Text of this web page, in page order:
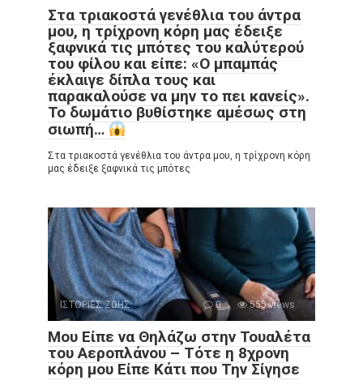
Στα τριακοστά γενέθλια του άντρα
μου, η τρίχρονη κόρη μας έδειξε
ξαφνικά τις μπότες του καλύτερού
του φίλου και είπε: «Ο μπαμπάς
έκλαιγε δίπλα τους και
παρακαλούσε να μην το πει κανείς».
Το δωμάτιο βυθίστηκε αμέσως στη
σιωπή…
Στα τριακοστά γενέθλια του άντρα μου, η τρίχρονη κόρη
μας έδειξε ξαφνικά τις μπότες
ΙΣΤΟΡΙΕΣ ΖΩΗΣ 0 555 views
Μου Είπε να Θηλάζω στην Τουαλέτα
του Αεροπλάνου – Τότε η 8χρονη
κόρη μου Είπε Κάτι που Την Σίγησε